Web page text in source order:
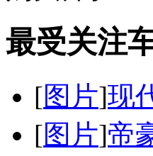
最受关注
[图片]现
[图片]帝